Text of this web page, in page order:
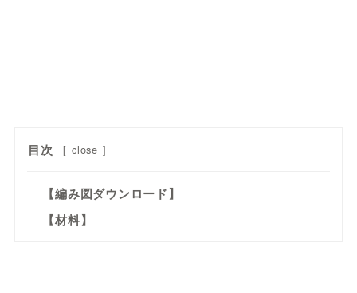
目次 [ close ]
【編み図ダウンロード】
【材料】